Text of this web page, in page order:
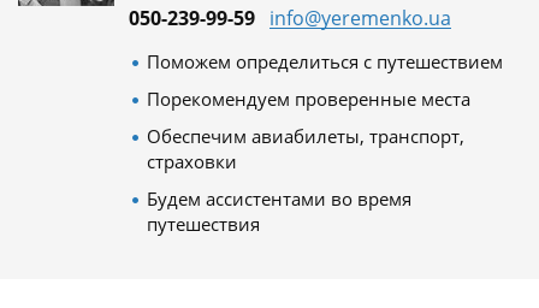
050-239-99-59 info@yeremenko.ua
Поможем определиться с путешествием
Порекомендуем проверенные места
Обеспечим авиабилеты, транспорт,
страховки
Будем ассистентами во время
путешествия